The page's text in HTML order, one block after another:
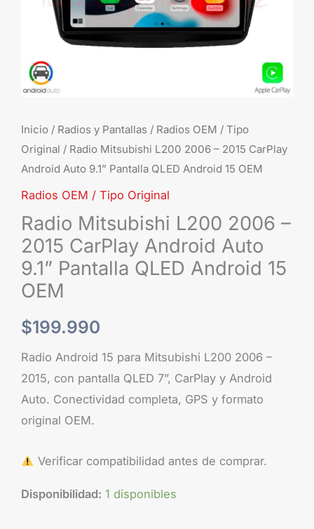
Inicio / Radios y Pantallas / Radios OEM / Tipo
Original / Radio Mitsubishi L200 2006 – 2015 CarPlay
Android Auto 9.1” Pantalla QLED Android 15 OEM
Radios OEM / Tipo Original
Radio Mitsubishi L200 2006 –
2015 CarPlay Android Auto
9.1” Pantalla QLED Android 15
OEM
$199.990
Radio Android 15 para Mitsubishi L200 2006 –
2015, con pantalla QLED 7”, CarPlay y Android
Auto. Conectividad completa, GPS y formato
original OEM.
Verificar compatibilidad antes de comprar.
Disponibilidad: 1 disponibles